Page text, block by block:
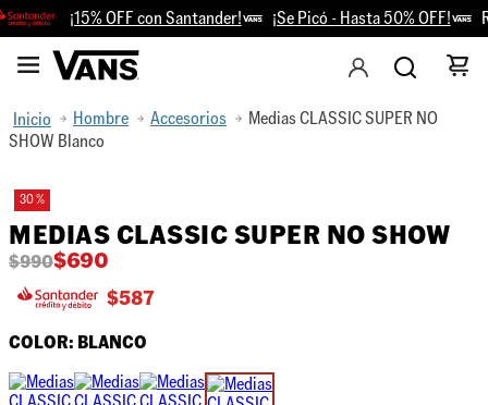
¡15% OFF con Santander! ¡Se Picó - Hasta 50% OFF!
Hombre Accesorios
Medias CLASSIC SUPER NO
SHOW Blanco
30 %
MEDIAS CLASSIC SUPER NO SHOW
$690
$990
$587
COLOR: BLANCO